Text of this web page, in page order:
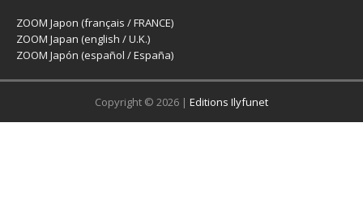
ZOOM Japon (français / FRANCE)
ZOOM Japan (english / U.K.)
ZOOM Japón (español / España)
Copyright © 2026 | Editions Ilyfunet